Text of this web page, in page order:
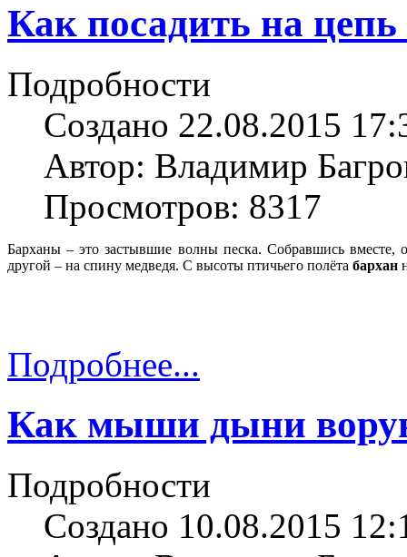
Как посадить на цепь
Подробности
Создано 22.08.2015
Автор: Владимир
Просмотров: 8317
Барханы – это застывшие волны песка. Собравшись
другой – на спину медведя. С высоты птичьего полёта бархан
Подробнее...
Как мыши дыни
Подробности
Создано 10.08.2015